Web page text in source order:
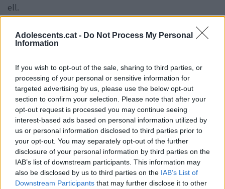
Adolescents.cat - Do Not Process My Personal
Information
If you wish to opt-out of the sale, sharing to third parties, or
processing of your personal or sensitive information for
targeted advertising by us, please use the below opt-out
section to confirm your selection. Please note that after your
opt-out request is processed you may continue seeing
interest-based ads based on personal information utilized by
us or personal information disclosed to third parties prior to
your opt-out. You may separately opt-out of the further
disclosure of your personal information by third parties on the
IAB’s list of downstream participants. This information may
also be disclosed by us to third parties on the IAB’s List of
Downstream Participants that may further disclose it to other
ell.
—Ni em coneixes.
La Lia li va dedicar una mirada assassina i ell va
riure. Aquell riure la va irritar encara més...
Durant hores es van anar picant: Que si anaven massa
lents, que si ell no escoltava les instruccions, que si
ella volia controlar-ho tot...
Però en realitat cada cop hi havia menys malestar en